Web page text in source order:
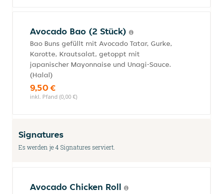
Avocado Bao (2 Stück)
Bao Buns gefüllt mit Avocado Tatar, Gurke,
Karotte, Krautsalat, getoppt mit
japanischer Mayonnaise und Unagi-Sauce.
(Halal)
9,50 €
inkl. Pfand (0,00 €)
Signatures
Es werden je 4 Signatures serviert.
Avocado Chicken Roll